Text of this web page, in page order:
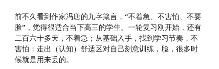
前不久看到作家冯唐的九字箴言，“不着急、不害怕、不要
脸”，觉得很适合当下高三的学生。一轮复习刚开始，还有
二百六十多天，不着急；从基础入手，找到学习节奏，不
害怕；走出（认知）舒适区对自己刻意训练，脸，很多时
候就是用来丢的。